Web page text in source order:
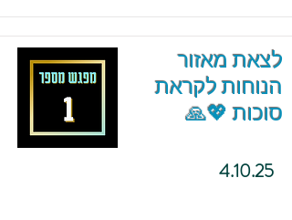
לצאת מאזור
הנוחות לקראת
סוכות 💖🙏
4.10.25